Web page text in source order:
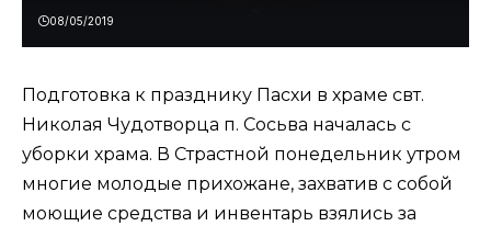
08/05/2019
Подготовка к празднику Пасхи в храме свт.
Николая Чудотворца п. Сосьва началась с
уборки храма. В Страстной понедельник утром
многие молодые прихожане, захватив с собой
моющие средства и инвентарь взялись за